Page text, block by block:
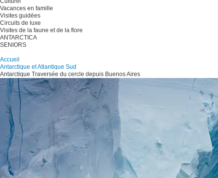
Vacances en famille
Visites guidées
Circuits de luxe
Visites de la faune et de la flore
ANTARCTICA
SENIORS
Accueil
Antarctique et Atlantique Sud
Antarctique Traversée du cercle depuis Buenos Aires